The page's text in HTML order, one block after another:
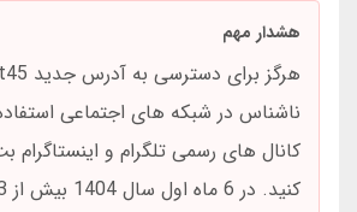
هشدار مهم
ناشناس در شبکه های اجتماعی